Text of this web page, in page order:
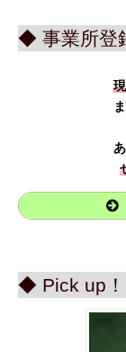
◆ 事業所登
◆ Pick up！